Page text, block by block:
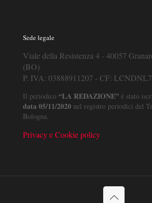
Sede legale
Viale della Resistenza 4 - 40057
(BO)
P. IVA: 03888911207 - CF:
Il periodico “LA REDAZIONE” è stato
data 05/11/2020 nel registro periodici del
Bologna.
Privacy e Cookie policy